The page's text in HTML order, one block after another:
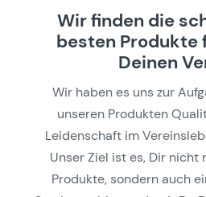
Wir finden die
besten Produkte
Deinen
Wir haben es uns zur
unseren Produkten
Leidenschaft im
Unser Ziel ist es, Dir nicht
Produkte, sondern auch